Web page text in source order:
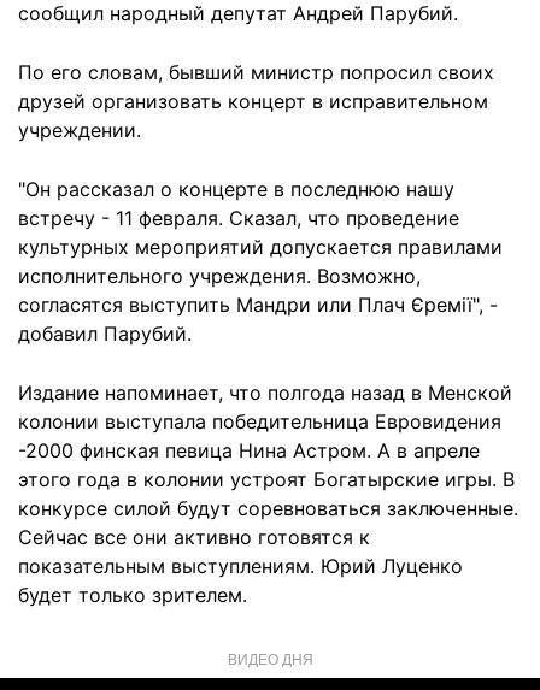
сообщил народный депутат Андрей Парубий.
По его словам, бывший министр попросил своих
друзей организовать концерт в исправительном
учреждении.
"Он рассказал о концерте в последнюю нашу
встречу - 11 февраля. Сказал, что проведение
культурных мероприятий допускается правилами
исполнительного учреждения. Возможно,
согласятся выступить Мандри или Плач Єремії", -
добавил Парубий.
Издание напоминает, что полгода назад в Менской
колонии выступала победительница Евровидения
-2000 финская певица Нина Астром. А в апреле
этого года в колонии устроят Богатырские игры. В
конкурсе силой будут соревноваться заключенные.
Сейчас все они активно готовятся к
показательным выступлениям. Юрий Луценко
будет только зрителем.
ВИДЕО ДНЯ